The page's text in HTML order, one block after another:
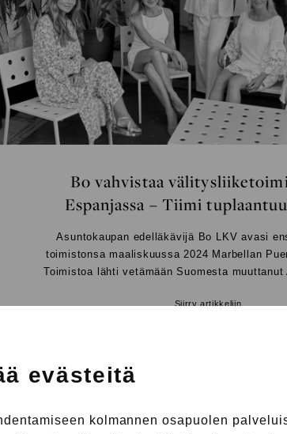
evästeitä
kolmannen osapuolen
Bo vahvistaa
Espanjassa – Tiimi
Asuntokaupan edelläkävijä Bo LKV avasi
toimistonsa maaliskuussa 2024 Marbellan
Toimistoa lähti vetämään Suomesta muuttanut
Siirry artikkeliin